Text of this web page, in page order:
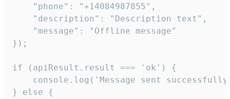
    "phone": "+14084987855",
    "description": "Description text",
    "message": "Offline message"
});
if (apiResult.result === 'ok') {
console.log('Message sent
} else {